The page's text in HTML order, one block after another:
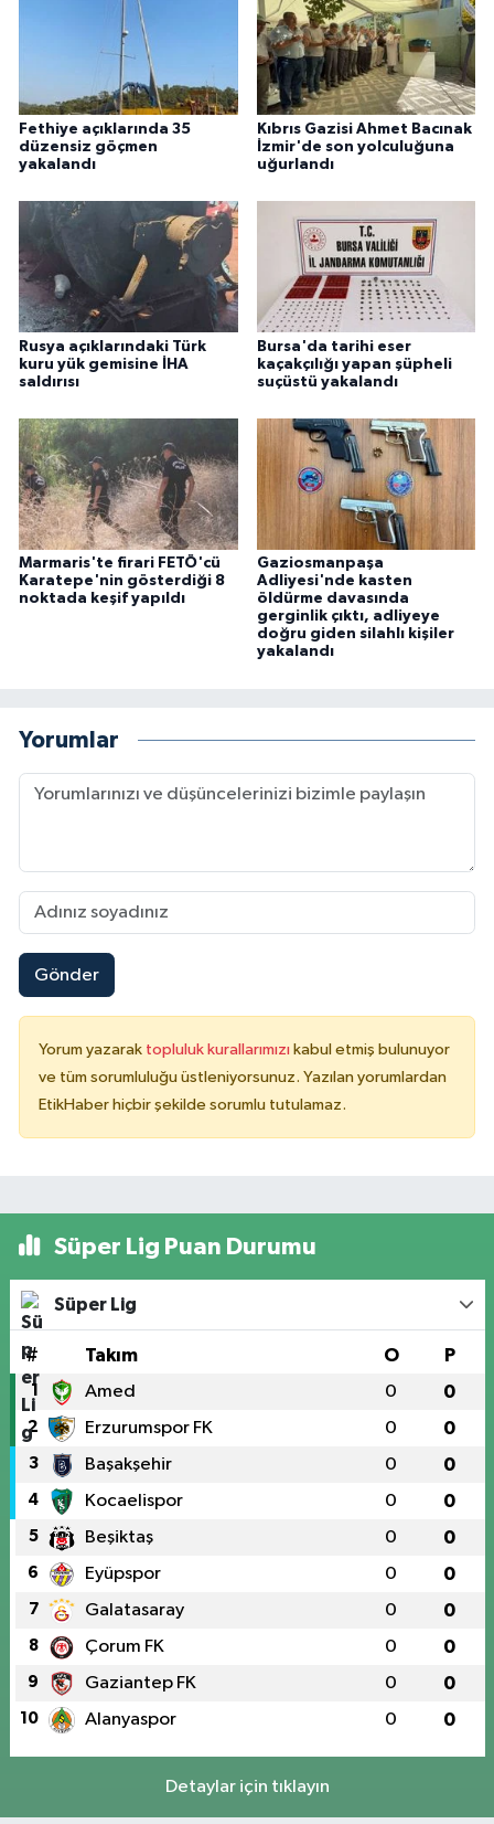
Fethiye açıklarında 35
düzensiz göçmen
yakalandı
Kıbrıs Gazisi Ahmet Bacınak
İzmir'de son yolculuğuna
uğurlandı
Rusya açıklarındaki Türk
kuru yük gemisine İHA
saldırısı
Bursa'da tarihi eser
kaçakçılığı yapan şüpheli
suçüstü yakalandı
Marmaris'te firari FETÖ'cü
Karatepe'nin gösterdiği 8
noktada keşif yapıldı
Gaziosmanpaşa
Adliyesi'nde kasten
öldürme davasında
gerginlik çıktı, adliyeye
doğru giden silahlı kişiler
yakalandı
Yorumlar
Gönder
Yorum yazarak topluluk kurallarımızı kabul etmiş bulunuyor
ve tüm sorumluluğu üstleniyorsunuz. Yazılan yorumlardan
EtikHaber hiçbir şekilde sorumlu tutulamaz.
Süper Lig Puan Durumu
Süper Lig
# Takım O P
1 Amed 0 0
2 Erzurumspor FK 0 0
3 Başakşehir 0 0
4 Kocaelispor 0 0
5 Beşiktaş 0 0
6 Eyüpspor 0 0
7 Galatasaray 0 0
8 Çorum FK 0 0
9 Gaziantep FK 0 0
10 Alanyaspor 0 0
Detaylar için tıklayın